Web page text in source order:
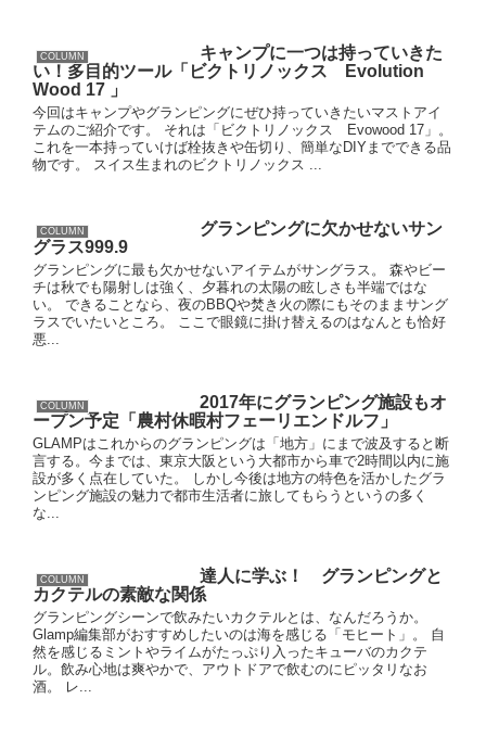
COLUMN
キャンプに一つは持っていきた
い！多目的ツール「ビクトリノックス Evolution
Wood 17 」
今回はキャンプやグランピングにぜひ持っていきたいマストアイ
テムのご紹介です。 それは「ビクトリノックス Evowood 17」。
これを一本持っていけば栓抜きや缶切り、簡単なDIYまでできる品
物です。 スイス生まれのビクトリノックス ...
COLUMN
グランピングに欠かせないサン
グラス999.9
グランピングに最も欠かせないアイテムがサングラス。 森やビー
チは秋でも陽射しは強く、夕暮れの太陽の眩しさも半端ではな
い。 できることなら、夜のBBQや焚き火の際にもそのままサング
ラスでいたいところ。 ここで眼鏡に掛け替えるのはなんとも恰好
悪...
COLUMN
2017年にグランピング施設もオ
ープン予定「農村休暇村フェーリエンドルフ」
GLAMPはこれからのグランピングは「地方」にまで波及すると断
言する。今までは、東京大阪という大都市から車で2時間以内に施
設が多く点在していた。 しかし今後は地方の特色を活かしたグラ
ンピング施設の魅力で都市生活者に旅してもらうというの多く
な...
COLUMN
達人に学ぶ！ グランピングと
カクテルの素敵な関係
グランピングシーンで飲みたいカクテルとは、なんだろうか。
Glamp編集部がおすすめしたいのは海を感じる「モヒート」。 自
然を感じるミントやライムがたっぷり入ったキューバのカクテ
ル。飲み心地は爽やかで、アウトドアで飲むのにピッタリなお
酒。 レ...